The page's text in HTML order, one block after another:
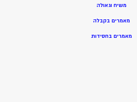
משיח וגאולה
מאמרים בקבלה
מאמרים בחסידות